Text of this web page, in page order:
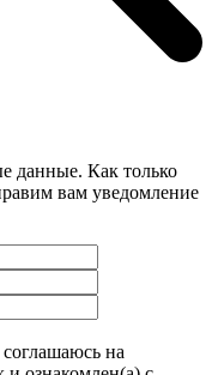
данные. Как только
вам уведомление
на